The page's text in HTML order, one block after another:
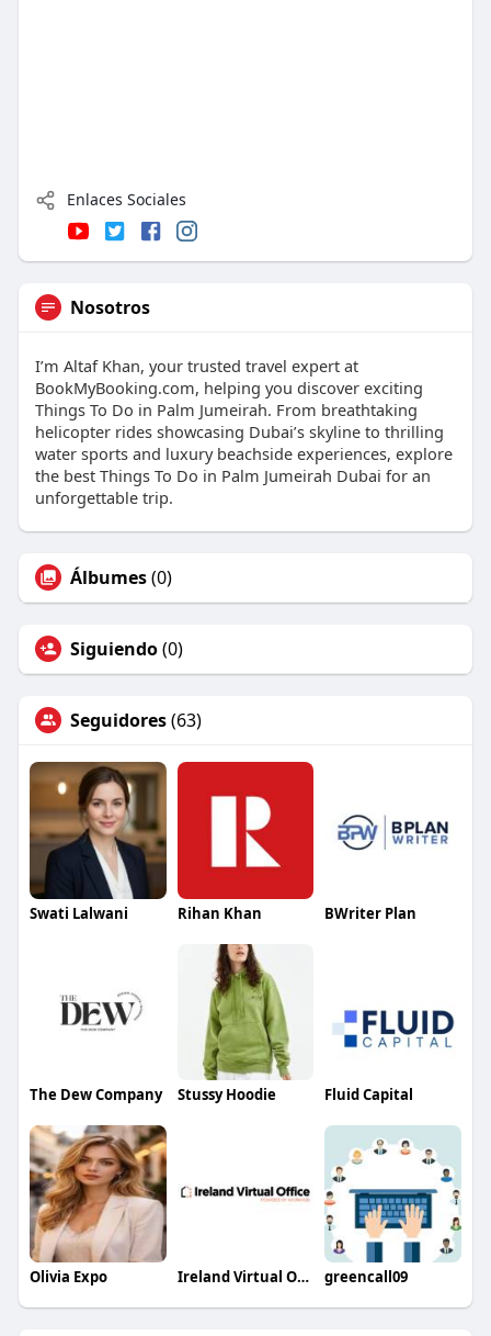
Enlaces Sociales
Nosotros
I’m Altaf Khan, your trusted travel expert at
BookMyBooking.com, helping you discover exciting
Things To Do in Palm Jumeirah. From breathtaking
helicopter rides showcasing Dubai’s skyline to thrilling
water sports and luxury beachside experiences, explore
the best Things To Do in Palm Jumeirah Dubai for an
unforgettable trip.
Álbumes(0)
Siguiendo(0)
Seguidores(63)
Swati Lalwani Rihan Khan BWriter Plan
The Dew Company Stussy Hoodie Fluid Capital
Olivia Expo Ireland Virtual Office greencall09